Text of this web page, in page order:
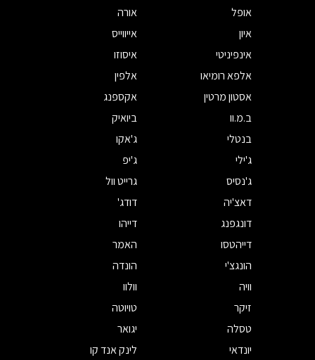
אופל
אורה
איון
אייווייס
אינפיניטי
איסוזו
אלפא רומיאו
אלפין
אסטון מרטין
אקספנג
ב.מ.וו
ביואיק
בנטלי
ג'אקו
ג'ילי
ג'יפ
ג'נסיס
גרייט וול
דאצ'יה
דודג'
דונגפנג
דייהו
דייהטסו
האמר
הונגצ'י
הונדה
וויה
וולוו
זיקר
טויוטה
טסלה
יגואר
יונדאי
לינק אנד קו